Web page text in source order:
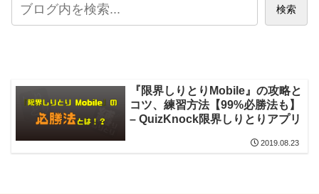
検索
『限界しりとりMobile』の攻略と
コツ、練習方法【99%必勝法も】
– QuizKnock限界しりとりアプリ
2019.08.23